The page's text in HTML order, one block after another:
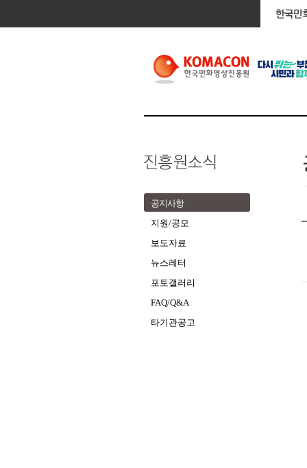
공지사항
지원/공모
보도자료
뉴스레터
포토갤러리
FAQ/Q&A
타기관공고